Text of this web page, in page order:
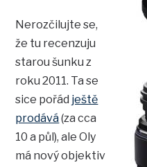
Nerozčilujte se,
že tu recenzuju
starou šunku z
roku 2011. Ta se
sice pořád ještě
prodává(za cca
10 a půl), ale Oly
má nový objektiv